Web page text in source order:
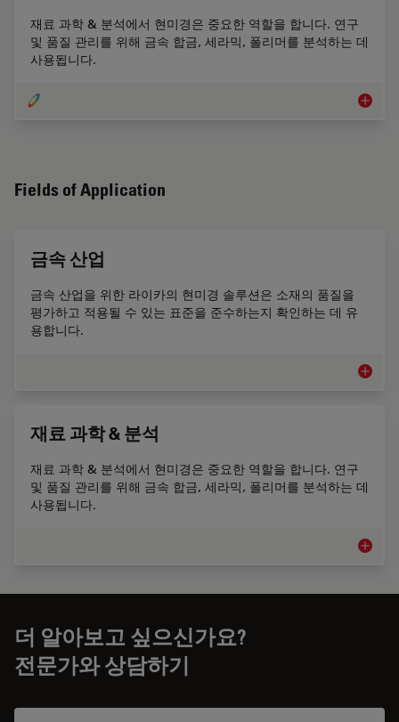
재료 과학 & 분석에서 현미경은 중요한 역할을 합니다. 연구
및 품질 관리를 위해 금속 합금, 세라믹, 폴리머를 분석하는 데
사용됩니다.
재료 과
Fields of Application
금속 산업
금속 산업을 위한 라이카의 현미경 솔루션은 소재의 품질을
평가하고 적용될 수 있는 표준을 준수하는지 확인하는 데 유
용합니다.
금속 산
재료 과학 & 분석
재료 과학 & 분석에서 현미경은 중요한 역할을 합니다. 연구
및 품질 관리를 위해 금속 합금, 세라믹, 폴리머를 분석하는 데
사용됩니다.
재료 과
더 알아보고 싶으신가요?
전문가와 상담하기